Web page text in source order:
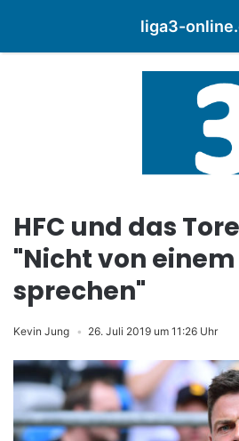
liga3-
HFC und das
"Nicht von
sprechen"
Kevin Jung 26. Juli 2019 um 11:26 Uhr